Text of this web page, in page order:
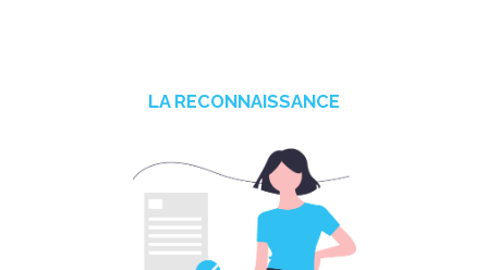
LA RECONNAISSANCE